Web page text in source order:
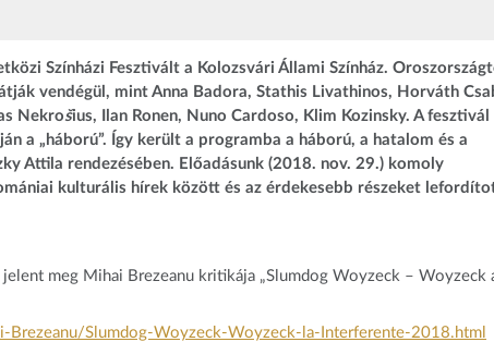
Színházi Fesztivált a Kolozsvári Állami Színház.
vendégül, mint Anna Badora, Stathis Livathinos, Horváth
Nekrošius, Ilan Ronen, Nuno Cardoso, Klim Kozinsky. A fesztivál
a „háború”. Így került a programba a háború, a hatalom és a
Attila rendezésében. Előadásunk (2018. nov. 29.) komoly
kulturális hírek között és az érdekesebb részeket
meg Mihai Brezeanu kritikája „Slumdog Woyzeck – Woyzeck
Brezeanu/Slumdog-Woyzeck-Woyzeck-la-Interferente-2018.html